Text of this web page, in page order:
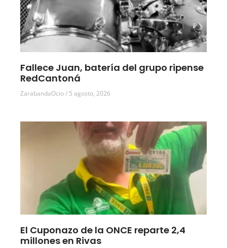
Fallece Juan, batería del grupo ripense
RedCantoná
ZarabandaOcio 5 agosto, 2026
El Cuponazo de la ONCE reparte 2,4
millones en Rivas